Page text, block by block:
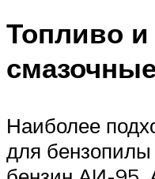
Топливо
Наиболее
для